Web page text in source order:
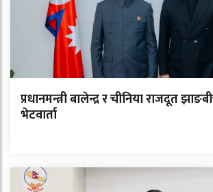
प्रधानमन्त्री बालेन्द्र र चीनिया राजदूत
भेटवार्ता